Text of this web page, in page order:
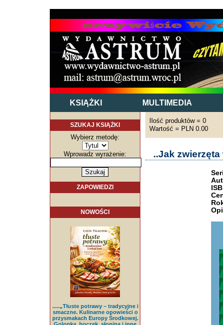
KSIĄŻKI MULTIMEDIA
SZUKAJ KSIĄŻKI
Wybierz metodę:
Wprowadz wyrażenie:
ZAPOWIEDZI
NOWOŚCI
.....„Tłuste potrawy – tradycyjne i
smaczne. Kulinarne opowieści o
przysmakach Europy Środkowej.
Golonka, boczek, słonina i inne
Ilość produktów = 0
Wartość = PLN 0.00
..Jak zwierzęta